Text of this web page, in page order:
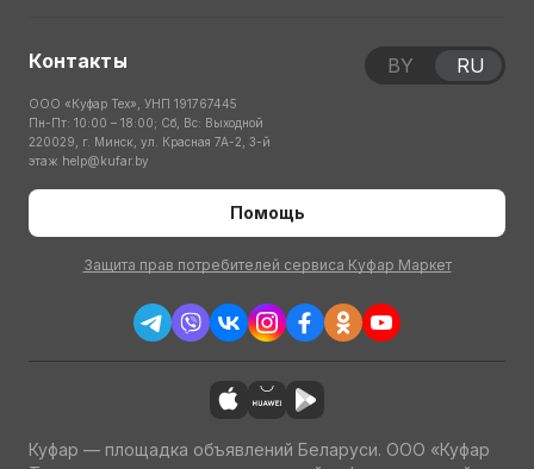
Контакты
ООО «Куфар Тех», УНП 191767445
Пн-Пт: 10:00 – 18:00; Сб, Вс: Выходной
220029, г. Минск, ул. Красная 7А-2, 3-й
этаж help@kufar.by
Помощь
Защита прав потребителей сервиса Куфар Маркет
BY RU
Куфар — площадка объявлений Беларуси. ООО «Куфар